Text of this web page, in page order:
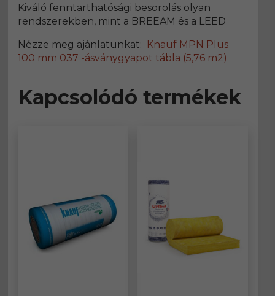
Kiváló fenntarthatósági besorolás olyan
rendszerekben, mint a BREEAM és a LEED
Nézze meg ajánlatunkat: Knauf MPN Plus
100 mm 037 -ásványgyapot tábla (5,76 m2)
Kapcsolódó termékek